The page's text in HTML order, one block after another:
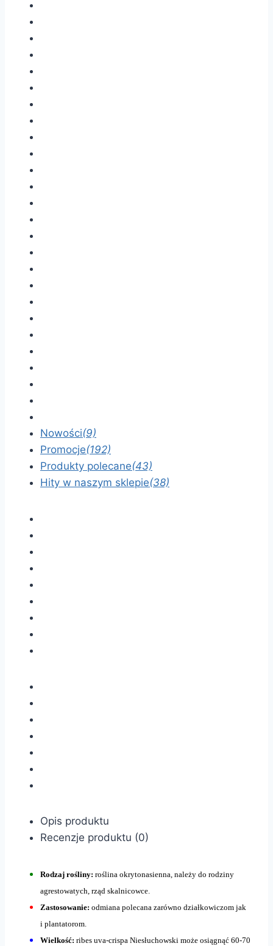
Nowości(9)
Promocje(192)
Produkty polecane(43)
Hity w naszym sklepie(38)
Opis produktu
Recenzje produktu (0)
Rodzaj rośliny: roślina okrytonasienna, należy do rodziny
agrestowatych, rząd skalnicowce.
Zastosowanie: odmiana polecana zarówno działkowiczom jak
i plantatorom.
Wielkość: ribes uva-crispa Niesłuchowski może osiągnąć 60-70